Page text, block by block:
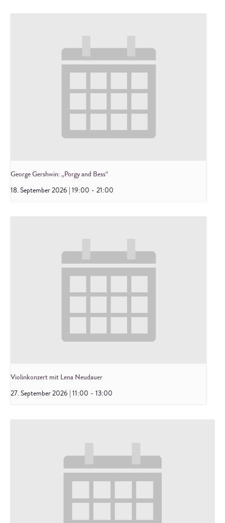
George Gershwin: „Porgy and Bess“
18. September 2026 | 19:00 - 21:00
Violinkonzert mit Lena Neudauer
27. September 2026 | 11:00 - 13:00